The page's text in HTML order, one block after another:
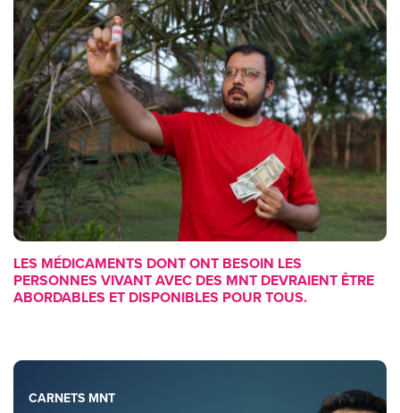
LES MÉDICAMENTS DONT ONT BESOIN LES
PERSONNES VIVANT AVEC DES MNT DEVRAIENT ÊTRE
ABORDABLES ET DISPONIBLES POUR TOUS.
CARNETS MNT